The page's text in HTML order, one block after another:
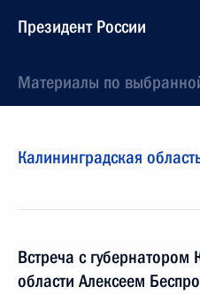
Президент России
Материалы по
Калининградская
Встреча с губернатором
области Алексеем